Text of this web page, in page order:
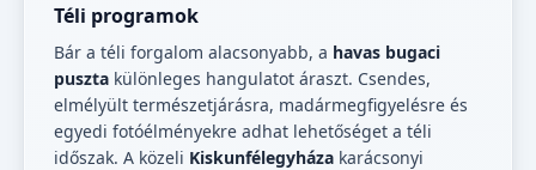
Téli programok
Bár a téli forgalom alacsonyabb, a havas bugaci
puszta különleges hangulatot áraszt. Csendes,
elmélyült természetjárásra, madármegfigyelésre és
egyedi fotóélményekre adhat lehetőséget a téli
időszak. A közeli Kiskunfélegyháza karácsonyi